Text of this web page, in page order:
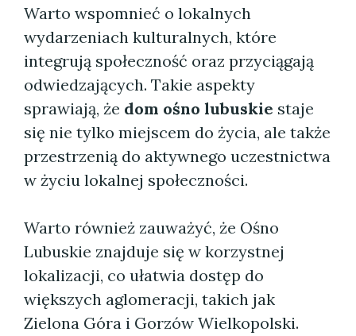
Warto wspomnieć o lokalnych
wydarzeniach kulturalnych, które
integrują społeczność oraz przyciągają
odwiedzających. Takie aspekty
sprawiają, że dom ośno lubuskie staje
się nie tylko miejscem do życia, ale także
przestrzenią do aktywnego uczestnictwa
w życiu lokalnej społeczności.
Warto również zauważyć, że Ośno
Lubuskie znajduje się w korzystnej
lokalizacji, co ułatwia dostęp do
większych aglomeracji, takich jak
Zielona Góra i Gorzów Wielkopolski.